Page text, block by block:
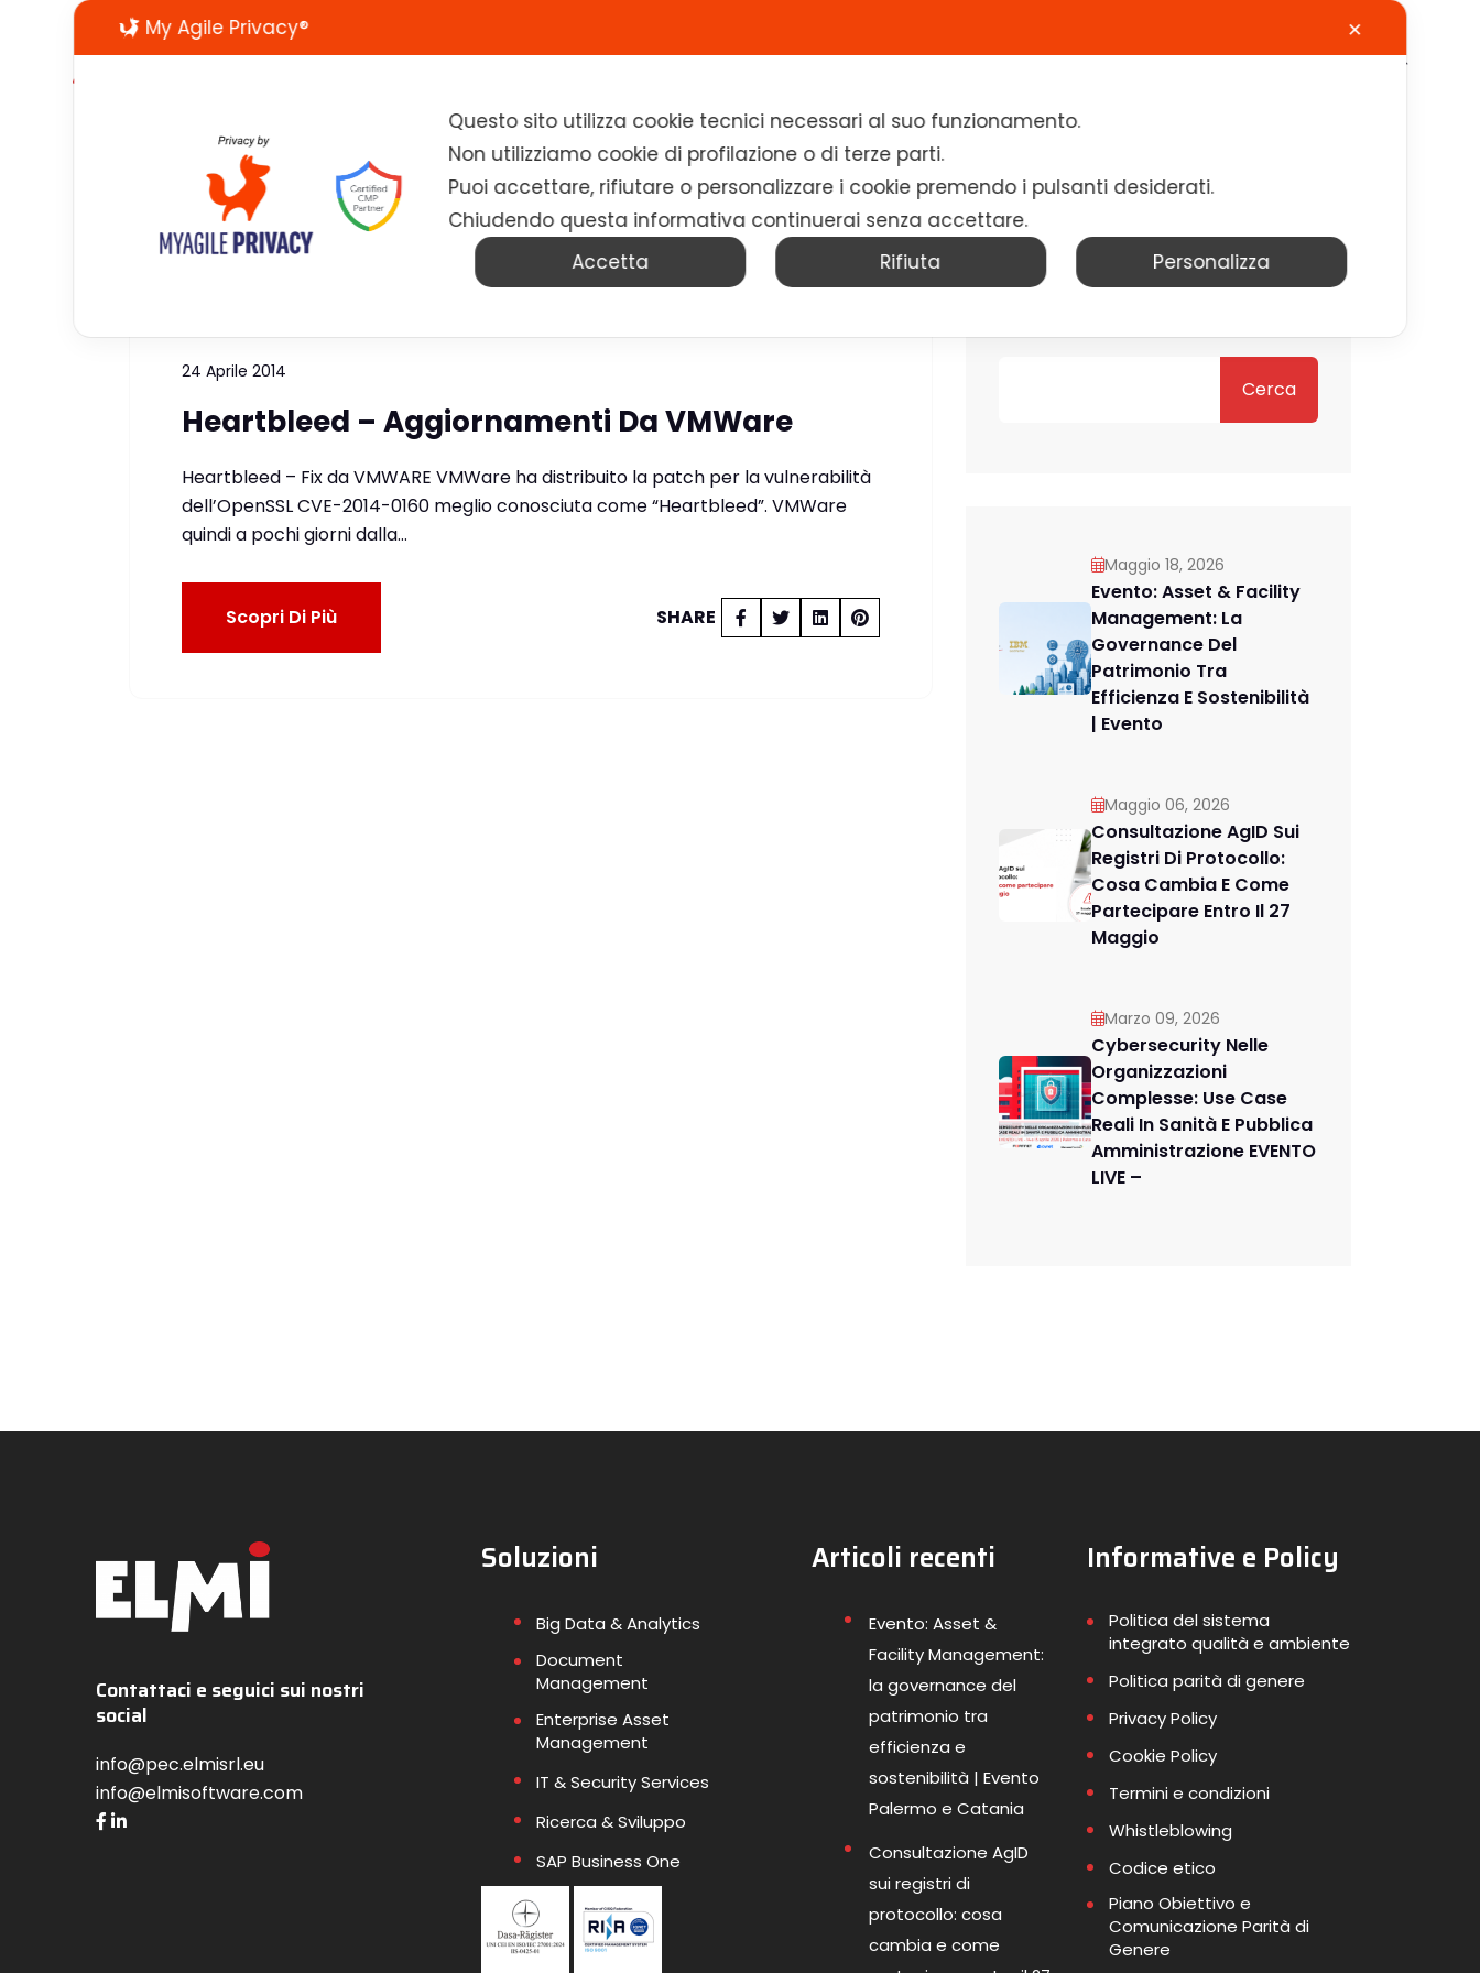
Home Chi siamo Soluzioni News Calendario Contatti Lavora con noi
Tag:VMWare
24 Aprile 2014
Heartbleed – Aggiornamenti Da VMWare
Heartbleed – Fix da VMWARE VMWare ha distribuito la patch per la vulnerabilità
dell’OpenSSL CVE-2014-0160 meglio conosciuta come “Heartbleed”. VMWare
quindi a pochi giorni dalla…
Scopri Di Più SHARE
Cerca
Maggio 18, 2026
Evento: Asset & Facility
Management: La
Governance Del
Patrimonio Tra
Efficienza E Sostenibilità
| Evento
Maggio 06, 2026
Consultazione AgID Sui
Registri Di Protocollo:
Cosa Cambia E Come
Partecipare Entro Il 27
Maggio
Marzo 09, 2026
Cybersecurity Nelle
Organizzazioni
Complesse: Use Case
Reali In Sanità E Pubblica
Amministrazione EVENTO
LIVE –
Contattaci e seguici sui nostri
social
info@pec.elmisrl.eu
info@elmisoftware.com
Soluzioni
Big Data & Analytics
Document
Management
Enterprise Asset
Management
IT & Security Services
Ricerca & Sviluppo
SAP Business One
Articoli recenti
Evento: Asset &
Facility Management:
la governance del
patrimonio tra
efficienza e
sostenibilità | Evento
Palermo e Catania
Consultazione AgID
sui registri di
protocollo: cosa
cambia e come
Informative e Policy
Politica del sistema
integrato qualità e ambiente
Politica parità di genere
Privacy Policy
Cookie Policy
Termini e condizioni
Whistleblowing
Codice etico
Piano Obiettivo e
Comunicazione Parità di
Genere
My Agile Privacy® ✕
Questo sito utilizza cookie tecnici necessari al suo funzionamento.
Non utilizziamo cookie di profilazione o di terze parti.
Puoi accettare, rifiutare o personalizzare i cookie premendo i pulsanti desiderati.
Chiudendo questa informativa continuerai senza accettare.
Accetta
Rifiuta Personalizza